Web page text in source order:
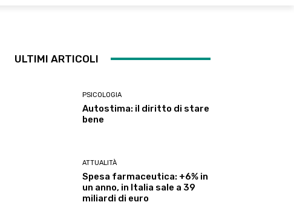
ULTIMI ARTICOLI
PSICOLOGIA
Autostima: il diritto di stare
bene
ATTUALITÀ
Spesa farmaceutica: +6% in
un anno, in Italia sale a 39
miliardi di euro